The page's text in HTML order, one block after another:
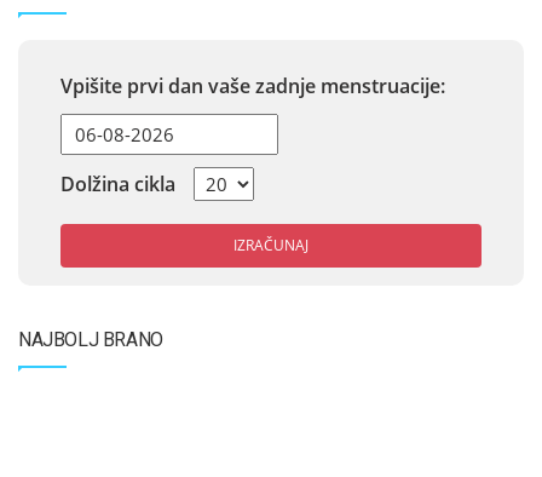
Vpišite prvi dan vaše zadnje menstruacije:
Dolžina cikla
IZRAČUNAJ
NAJBOLJ BRANO